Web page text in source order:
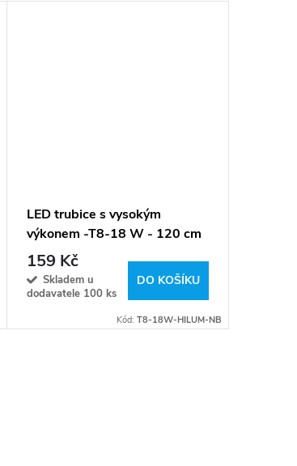
LED trubice s vysokým
výkonem -T8-18 W - 120 cm
- 2700lm - neutrální bílá
159 Kč
Skladem u
dodavatele 100 ks
DO KOŠÍKU
Kód: T8-18W-HILUM-NB